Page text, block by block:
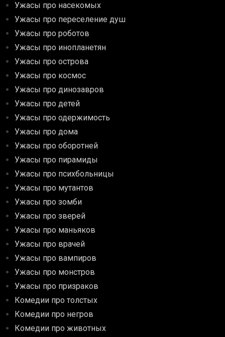
Ужасы про насекомых
Ужасы про переселение душ
Ужасы про роботов
Ужасы про инопланетян
Ужасы про острова
Ужасы про космос
Ужасы про динозавров
Ужасы про детей
Ужасы про одержимость
Ужасы про дома
Ужасы про оборотней
Ужасы про пирамиды
Ужасы про психбольницы
Ужасы про мутантов
Ужасы про зомби
Ужасы про зверей
Ужасы про маньяков
Ужасы про врачей
Ужасы про вампиров
Ужасы про монстров
Ужасы про призраков
Комедии про толстых
Комедии про негров
Комедии про животных